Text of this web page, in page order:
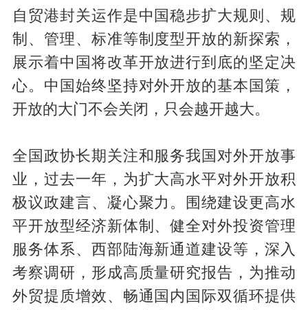
自贸港封关运作是中国稳步扩大规则、规
制、管理、标准等制度型开放的新探索，
展示着中国将改革开放进行到底的坚定决
心。中国始终坚持对外开放的基本国策，
开放的大门不会关闭，只会越开越大。
全国政协长期关注和服务我国对外开放事
业，过去一年，为扩大高水平对外开放积
极议政建言、凝心聚力。围绕建设更高水
平开放型经济新体制、健全对外投资管理
服务体系、西部陆海新通道建设等，深入
考察调研，形成高质量研究报告，为推动
外贸提质增效、畅通国内国际双循环提供